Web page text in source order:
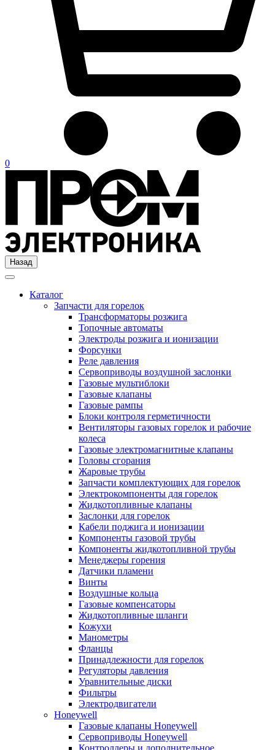
0
Назад
Каталог
Запчасти для горелок
Трансформаторы розжига
Топочные автоматы
Электроды розжига и ионизации
Форсунки
Реле давления
Сервоприводы воздушной заслонки
Газовые мультиблоки
Газовые клапаны
Газовые рампы
Блоки контроля герметичности
Вентиляторы газовых горелок и рабочие
колеса
Газовые электромагнитные клапаны
Головы сгорания
Жаровые трубы
Запчасти комплектующих для горелок
Электрокомпоненты для горелок
Жидкотопливные клапаны
Заслонки для горелок
Кабели поджига и ионизации
Компоненты газовой трубы
Компоненты жидкотопливной трубы
Менеджеры горения
Датчики пламени
Винты
Воздушные кольца
Газовые компенсаторы
Жидкотопливные шланги
Кожухи
Манометры
Фланцы
Принадлежности для горелок
Регуляторы давления
Уравнительные диски
Фильтры
Электродвигатели
Honeywell
Газовые клапаны Honeywell
Сервоприводы Honeywell
Контроллеры и дополнительное